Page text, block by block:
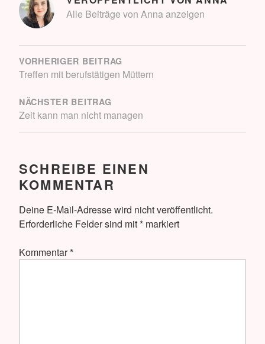
Alle Beiträge von Anna anzeigen
BEITRAGSNAVIGATION
VORHERIGER BEITRAG
Treffen mit berufstätigen Müttern
NÄCHSTER BEITRAG
Zeit kann man nicht managen
SCHREIBE EINEN
KOMMENTAR
Deine E-Mail-Adresse wird nicht veröffentlicht.
Erforderliche Felder sind mit* markiert
Kommentar*